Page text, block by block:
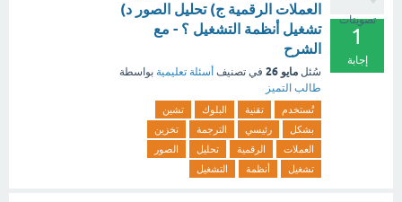
تصويتات
1
إجابة
العملات الرقمية ج) تحليل الصور د)
تشغيل أنظمة التشغيل ؟ - مع
الشرح
سُئل مايو 26 في تصنيف أسئلة تعليمية بواسطة
طالب التميز
تُستخدم تقنية البلوك
تشين
بشكل
رئيسي الترجمة
تخزين
العملات
الرقمية تحليل
الصور
تشغيل
أنظمة التشغيل